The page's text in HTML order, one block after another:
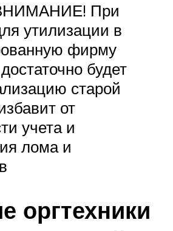
При
утилизации в
фирму
будет
старой
от
учета и
лома и
оргтехники